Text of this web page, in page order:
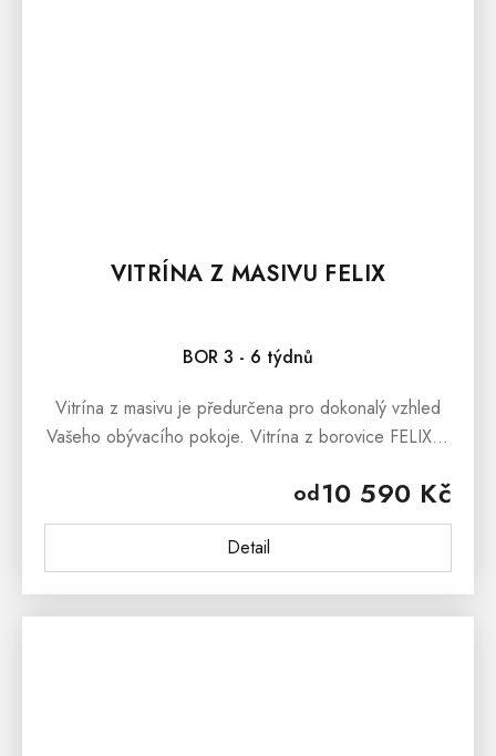
VITRÍNA Z MASIVU FELIX
BOR 3 - 6 týdnů
od10 590 Kč
Detail
Vitrína z masivu je předurčena pro dokonalý vzhled
Vašeho obývacího pokoje. Vitrína z borovice FELIX je
nábytek z masivu...